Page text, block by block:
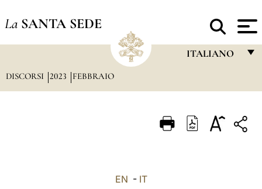
La SANTA SEDE
ITALIANO
ITALIANO
DISCORSI 2023 FEBBRAIO
EN - IT